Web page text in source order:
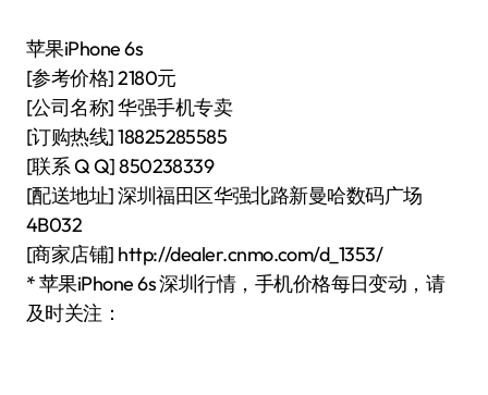
苹果iPhone 6s
[参考价格] 2180元
[公司名称] 华强手机专卖
[订购热线] 18825285585
[联系 Q Q] 850238339
[配送地址] 深圳福田区华强北路新曼哈数码广场
4B032
[商家店铺] http://dealer.cnmo.com/d_1353/
* 苹果iPhone 6s 深圳行情，手机价格每日变动，请
及时关注：